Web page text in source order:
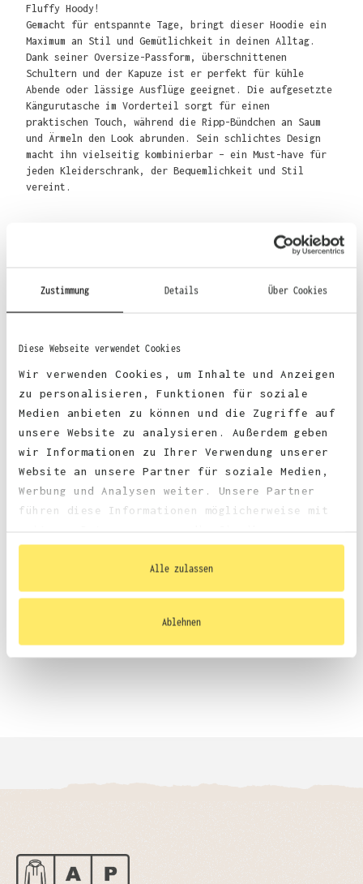
Zustimmung Details Über Cookies
Diese Webseite verwendet Cookies
Wir verwenden Cookies, um Inhalte und Anzeigen
zu personalisieren, Funktionen für soziale
Medien anbieten zu können und die Zugriffe auf
unsere Website zu analysieren. Außerdem geben
wir Informationen zu Ihrer Verwendung unserer
Website an unsere Partner für soziale Medien,
Werbung und Analysen weiter. Unsere Partner
führen diese Informationen möglicherweise mit
bereitgestellt haben oder die sie im Rahmen
Ihrer Nutzung der Dienste gesammelt haben.
Alle zulassen
Ablehnen
Fluffy Hoody!
Gemacht für entspannte Tage, bringt dieser Hoodie ein
Maximum an Stil und Gemütlichkeit in deinen Alltag.
Dank seiner Oversize-Passform, überschnittenen
Schultern und der Kapuze ist er perfekt für kühle
Abende oder lässige Ausflüge geeignet. Die aufgesetzte
Kängurutasche im Vorderteil sorgt für einen
praktischen Touch, während die Ripp-Bündchen an Saum
und Ärmeln den Look abrunden. Sein schlichtes Design
macht ihn vielseitig kombinierbar – ein Must-have für
jeden Kleiderschrank, der Bequemlichkeit und Stil
vereint.
70% Baumwolle, 30% Polyester
Stoffgewicht : 330 g/m²
Zertifizierungen:
faire Arbeitsbedingungen